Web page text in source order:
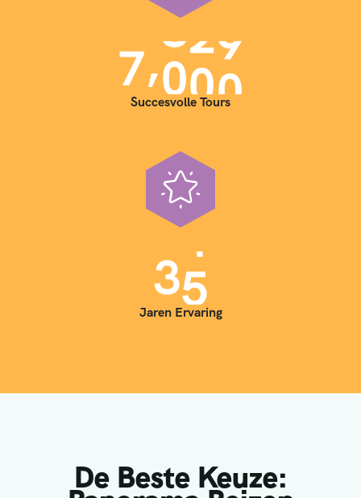
7,000
Succesvolle Tours
35
Jaren Ervaring
De Beste Keuze: